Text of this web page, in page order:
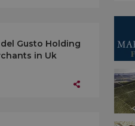
Gusto Holding
in Uk